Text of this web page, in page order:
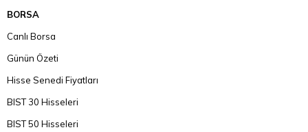
BORSA
Canlı Borsa
Günün Özeti
Hisse Senedi Fiyatları
BIST 30 Hisseleri
BIST 50 Hisseleri